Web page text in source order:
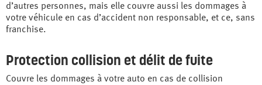
d’autres personnes, mais elle couvre aussi les dommages à
votre véhicule en cas d’accident non responsable, et ce, sans
franchise.
Protection collision et délit de fuite
Couvre les dommages à votre auto en cas de collision